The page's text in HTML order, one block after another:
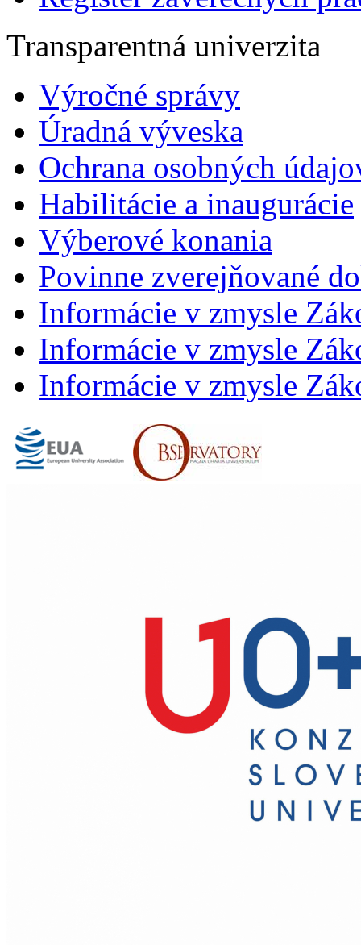
Transparentná univerzita
Výročné správy
Úradná výveska
Ochrana osobných
Habilitácie a inaugurácie
Výberové konania
Povinne zverejňované
Informácie v zmysle
Informácie v zmysle
Informácie v zmysle